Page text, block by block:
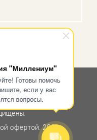
"Миллениум"
Готовы помочь
если у вас
вопросы.
офертой. 2021